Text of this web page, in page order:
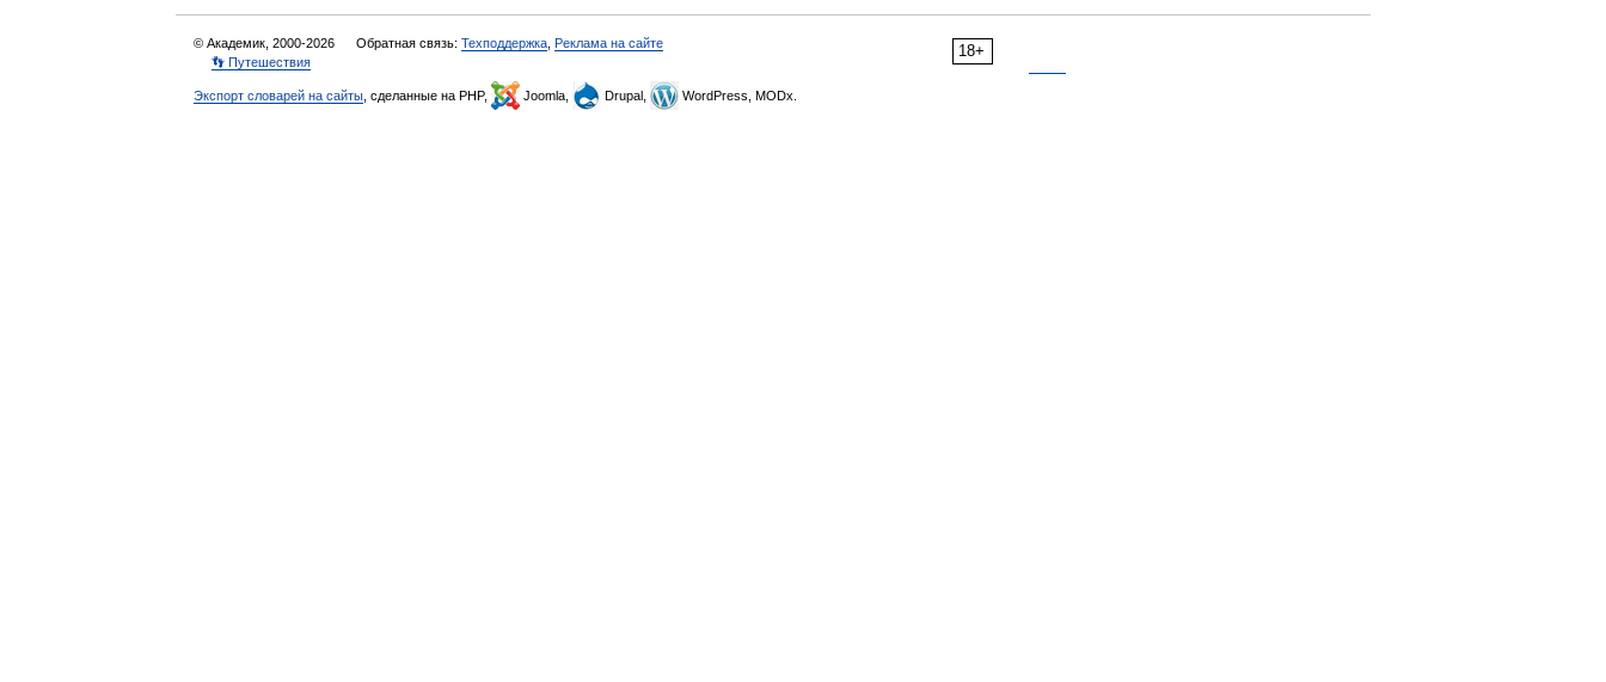
18+
© Академик, 2000-2026 Обратная связь: Техподдержка Реклама на сайте
👣 Путешествия
Экспорт словарей на сайты , сделанные на PHP, Joomla, Drupal, WordPress, MODx.